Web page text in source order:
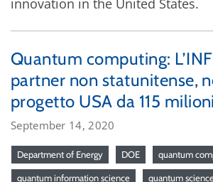
innovation in the United States.
Quantum computing:
partner non statunitense,
progetto USA da 115
September 14, 2020
Department of Energy DOE quantum
quantum information science quantum